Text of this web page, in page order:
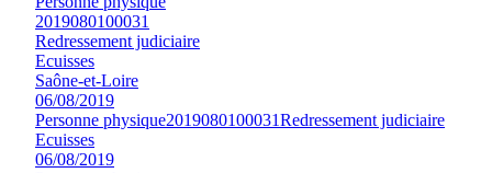
2019080100031
Redressement judiciaire
Ecuisses
Saône-et-Loire
06/08/2019
Personne physique2019080100031Redressement judiciaire
Ecuisses
06/08/2019